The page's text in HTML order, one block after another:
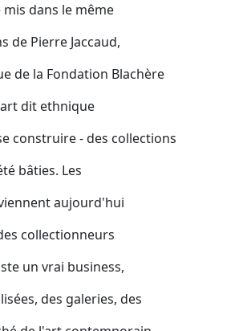
dans le même
de Pierre Jaccaud,
de la Fondation Blachère
dit ethnique
construire - des collections
bâties. Les
aujourd'hui
collectionneurs
un vrai business,
des galeries, des